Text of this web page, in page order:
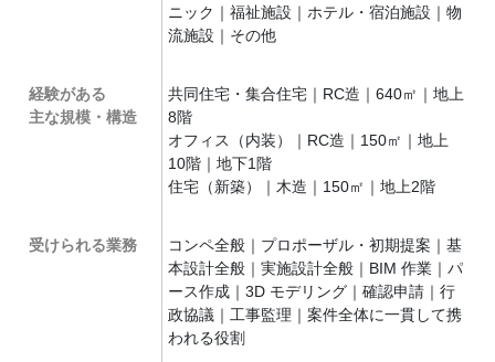
ニック｜福祉施設｜ホテル・宿泊施設｜物
流施設｜その他
経験がある
主な規模・構造
共同住宅・集合住宅｜RC造｜640㎡｜地上
8階
オフィス（内装）｜RC造｜150㎡｜地上
10階｜地下1階
住宅（新築）｜木造｜150㎡｜地上2階
受けられる業務
コンペ全般｜プロポーザル・初期提案｜基
本設計全般｜実施設計全般｜BIM 作業｜パ
ース作成｜3D モデリング｜確認申請｜行
政協議｜工事監理｜案件全体に一貫して携
われる役割